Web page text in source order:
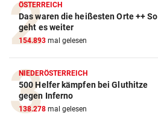
ÖSTERREICH
Das waren die heißesten Orte ++ So
geht es weiter
154.893 mal gelesen
NIEDERÖSTERREICH
500 Helfer kämpfen bei Gluthitze
gegen Inferno
138.278 mal gelesen